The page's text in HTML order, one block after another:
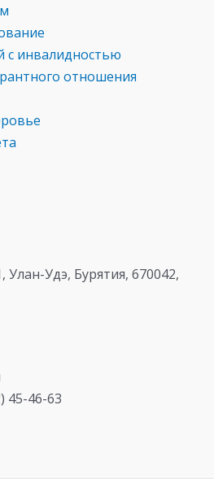
с инвалидностью
отношения
Улан-Удэ, Бурятия, 670042,
45-46-63